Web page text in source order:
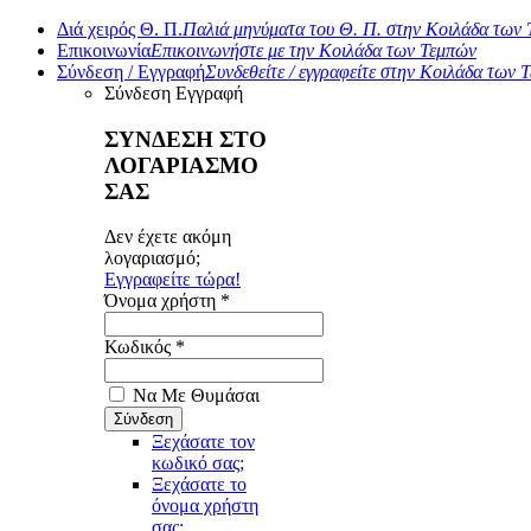
Διά χειρός Θ. Π.Παλιά μηνύματα του Θ. Π. στην Κοιλάδα των
ΕπικοινωνίαΕπικοινωνήστε με την Κοιλάδα των Τεμπών
Σύνδεση / ΕγγραφήΣυνδεθείτε / εγγραφείτε στην Κοιλάδα των
Σύνδεση Εγγραφή
ΣΥΝΔΕΣΗ ΣΤΟ
ΛΟΓΑΡΙΑΣΜΟ
ΣΑΣ
Δεν έχετε ακόμη
λογαριασμό;
Εγγραφείτε τώρα!
Όνομα χρήστη *
Κωδικός *
Να Με Θυμάσαι
Ξεχάσατε τον
κωδικό σας;
Ξεχάσατε το
όνομα χρήστη